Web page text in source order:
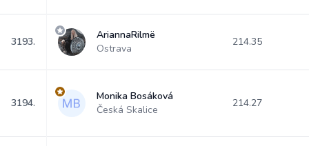
3193.
AriannaRilmë
Ostrava
214.35
3194.
Monika Bosáková
Česká Skalice
214.27